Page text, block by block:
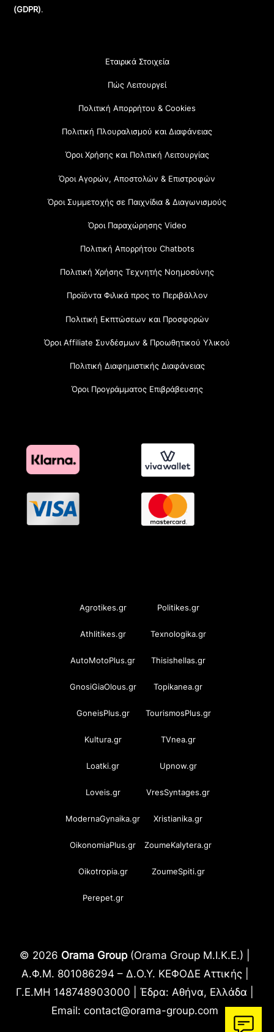
(GDPR).
Εταιρικά Στοιχεία
Πώς Λειτουργεί
Πολιτική Απορρήτου & Cookies
Πολιτική Πλουραλισμού και Διαφάνειας
Όροι Χρήσης και Πολιτική Λειτουργίας
Όροι Αγορών, Αποστολών & Επιστροφών
Όροι Συμμετοχής σε Παιχνίδια & Διαγωνισμούς
Όροι Παραχώρησης Video
Πολιτική Απορρήτου Chatbots
Πολιτική Χρήσης Τεχνητής Νοημοσύνης
Προϊόντα Φιλικά προς το Περιβάλλον
Πολιτική Εκπτώσεων και Προσφορών
Όροι Affiliate Συνδέσμων & Προωθητικού Υλικού
Πολιτική Διαφημιστικής Διαφάνειας
Όροι Προγράμματος Επιβράβευσης
Agrotikes.gr Politikes.gr
Athlitikes.gr Texnologika.gr
AutoMotoPlus.gr Thisishellas.gr
GnosiGiaOlous.gr Topikanea.gr
GoneisPlus.gr TourismosPlus.gr
Kultura.gr TVnea.gr
Loatki.gr Upnow.gr
Loveis.gr VresSyntages.gr
ModernaGynaika.gr Xristianika.gr
OikonomiaPlus.gr ZoumeKalytera.gr
Oikotropia.gr ZoumeSpiti.gr
Perepet.gr
© 2026 Orama Group(Orama Group Μ.Ι.Κ.Ε.) |
Α.Φ.Μ. 801086294 – Δ.Ο.Υ. ΚΕΦΟΔΕ Αττικής |
Γ.Ε.ΜΗ 148748903000 | Έδρα: Αθήνα, Ελλάδα |
Email: contact@orama-group.com